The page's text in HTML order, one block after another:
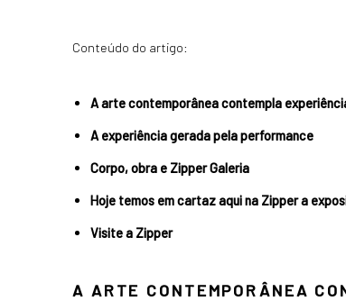
Conteúdo do artigo:
A arte contemporânea contempla
A experiência gerada pela performance
Corpo, obra e Zipper Galeria
Hoje temos em cartaz aqui na Zipper a
Visite a Zipper
A ARTE CONTEMPORÂNEA